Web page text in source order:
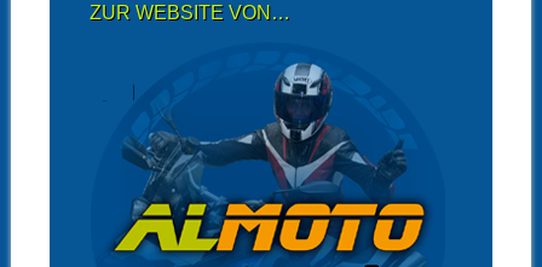
ZUR WEBSITE VON…